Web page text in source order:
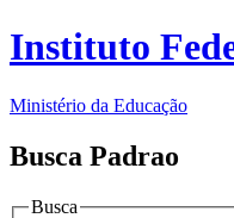
Instituto
Ministério da Educação
Busca Padrao
Busca